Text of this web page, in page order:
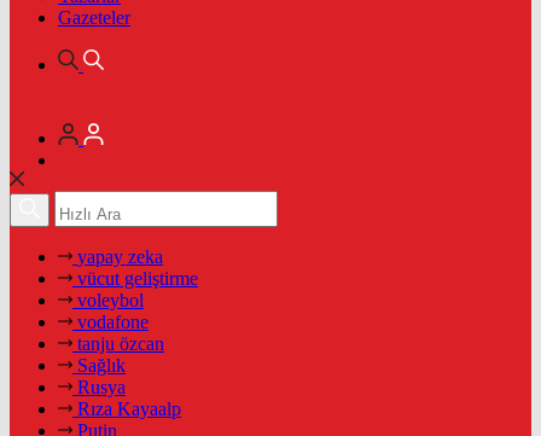
Gazeteler
yapay zeka
vücut geliştirme
voleybol
vodafone
tanju özcan
Sağlık
Rusya
Rıza Kayaalp
Putin